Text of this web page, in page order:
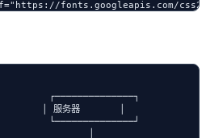
┌──────────────┐
│ 服务器       │
└──────────────┘